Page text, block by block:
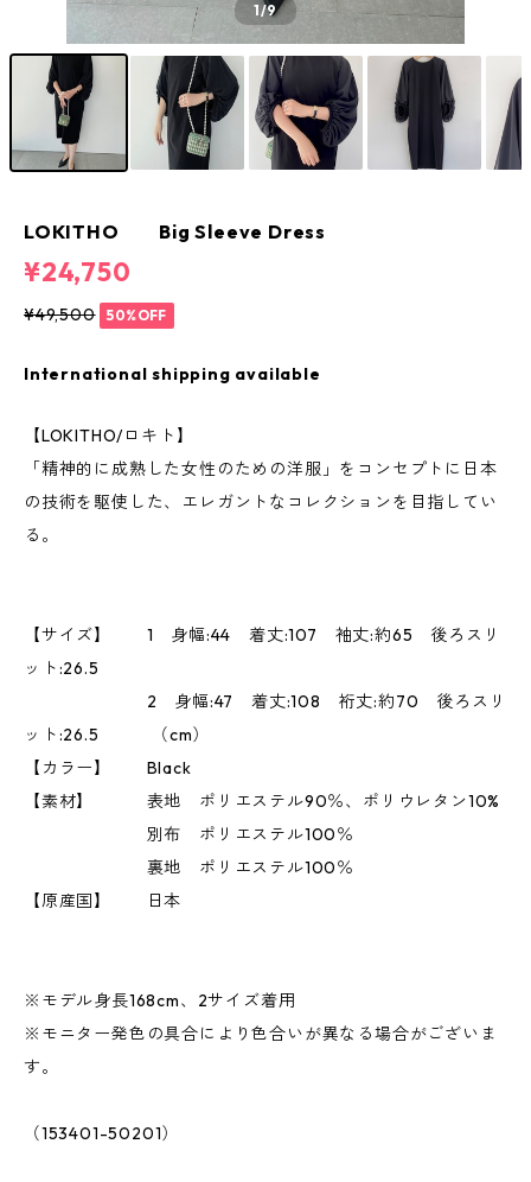
1/9
LOKITHO Big Sleeve Dress
¥24,750
¥49,500 50%OFF
International shipping available
【LOKITHO/ロキト】
「精神的に成熟した女性のための洋服」をコンセプトに日本
の技術を駆使した、エレガントなコレクションを目指してい
る。
【サイズ】 1 身幅:44 着丈:107 袖丈:約65 後ろスリ
ット:26.5
2 身幅:47 着丈:108 裄丈:約70 後ろスリ
ット:26.5 （cm）
【カラー】 Black
【素材】 表地 ポリエステル90％、ポリウレタン10%
別布 ポリエステル100％
裏地 ポリエステル100％
【原産国】 日本
※モデル身長168cm、2サイズ着用
※モニター発色の具合により色合いが異なる場合がございま
す。
（153401-50201）